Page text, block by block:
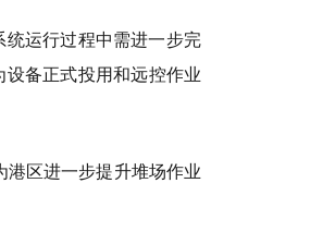
运行过程中需进一步完
备正式投用和远控作业
港区进一步提升堆场作业